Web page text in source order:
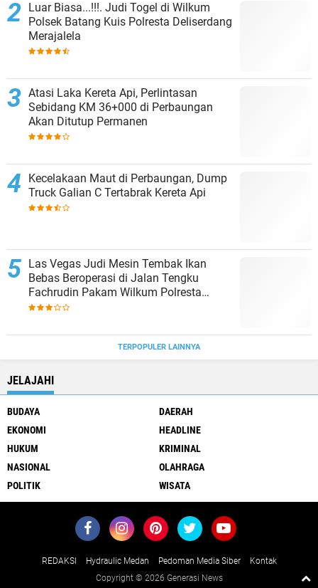
Luar Biasa...!!!. Judi Togel di Wilkum
Polsek Batang Kuis Polresta Deliserdang
Merajalela
Atasi Laka Kereta Api, Perlintasan
Sebidang KM 36+000 di Perbaungan
Akan Ditutup Permanen
Kecelakaan Maut di Perbaungan, Dump
Truck Galian C Tertabrak Kereta Api
Las Vegas Judi Mesin Tembak Ikan
Bebas Beroperasi di Jalan Tengku
Fachrudin Pakam Wilkum Polresta
Deliserdang
TERPOPULER LAINNYA
JELAJAHI
BUDAYA
DAERAH
EKONOMI
HEADLINE
HUKUM
KRIMINAL
NASIONAL
OLAHRAGA
POLITIK
WISATA
REDAKSI Hydraulic Medan Pedoman Media Siber
Kontak
Copyright © 2026 Generasi News